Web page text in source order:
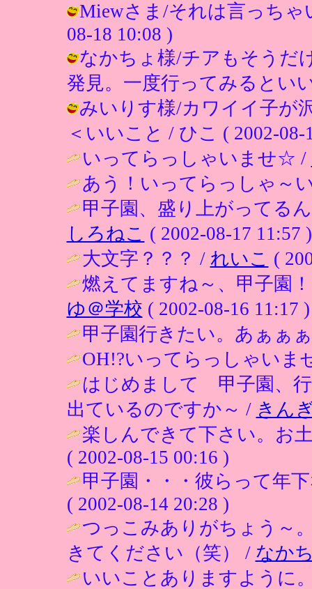
Miewさま/それは言っちゃ
08-18 10:08 )
なかちょ様/チアもそうだ
発見。一度行ってみるとい
みいりす様/カワイイ子が
＜いいこと / ひこ ( 2002-08-
いってらっしゃいませ☆ /
あう！いってらっしゃ～
甲子園、盛り上がってる
しろねこ ( 2002-08-17 11:57 )
大文字？？？ / れいこ (
燃えてますね～、甲子園
ゆ＠学校 ( 2002-08-16 11:17 )
甲子園行きたい。あぁぁ
OH!?いってらっしゃいま
はじめまして 甲子園、
出ているのですか～ / きん
楽しんできて下さい。お
( 2002-08-15 00:16 )
甲子園・・・彼らって年
( 2002-08-14 20:28 )
つっこみありがちょう～
きてください（笑） / なか
いいことありますように